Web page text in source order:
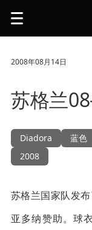
打
开
航
2008年08月14日
苏格兰
Diadora 蓝色
2008
苏格兰国家队发
亚多纳赞助。球